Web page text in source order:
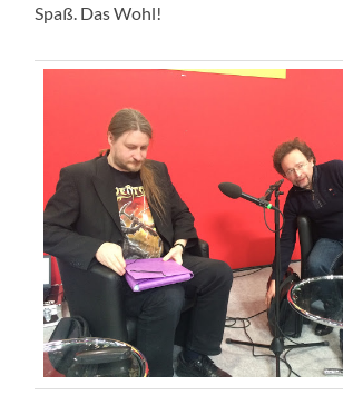
Spaß. Das Wohl!